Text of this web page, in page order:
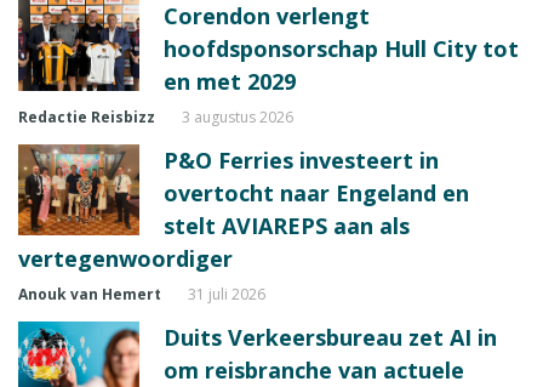
Corendon verlengt
hoofdsponsorschap Hull City tot
en met 2029
Redactie Reisbizz 3 augustus 2026
P&O Ferries investeert in
overtocht naar Engeland en
stelt AVIAREPS aan als
vertegenwoordiger
Anouk van Hemert 31 juli 2026
Duits Verkeersbureau zet AI in
om reisbranche van actuele